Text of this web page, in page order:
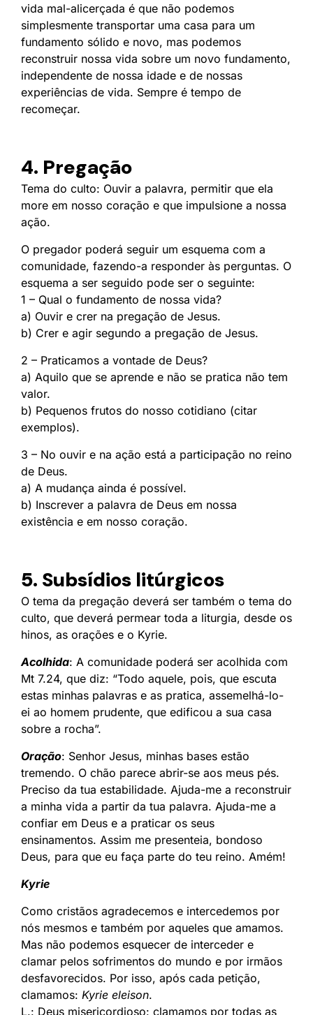
vida mal-alicerçada é que não podemos
simplesmente transportar uma casa para um
fundamento sólido e novo, mas podemos
reconstruir nossa vida sobre um novo fundamento,
independente de nossa idade e de nossas
experiências de vida. Sempre é tempo de
recomeçar.
4. Pregação
Tema do culto: Ouvir a palavra, permitir que ela
more em nosso coração e que impulsione a nossa
ação.
O pregador poderá seguir um esquema com a
comunidade, fazendo-a responder às perguntas. O
esquema a ser seguido pode ser o seguinte:
1 – Qual o fundamento de nossa vida?
a) Ouvir e crer na pregação de Jesus.
b) Crer e agir segundo a pregação de Jesus.
2 – Praticamos a vontade de Deus?
a) Aquilo que se aprende e não se pratica não tem
valor.
b) Pequenos frutos do nosso cotidiano (citar
exemplos).
3 – No ouvir e na ação está a participação no reino
de Deus.
a) A mudança ainda é possível.
b) Inscrever a palavra de Deus em nossa
existência e em nosso coração.
5. Subsídios litúrgicos
O tema da pregação deverá ser também o tema do
culto, que deverá permear toda a liturgia, desde os
hinos, as orações e o Kyrie.
Acolhida: A comunidade poderá ser acolhida com
Mt 7.24, que diz: “Todo aquele, pois, que escuta
estas minhas palavras e as pratica, assemelhá-lo-
ei ao homem prudente, que edificou a sua casa
sobre a rocha”.
Oração: Senhor Jesus, minhas bases estão
tremendo. O chão parece abrir-se aos meus pés.
Preciso da tua estabilidade. Ajuda-me a reconstruir
a minha vida a partir da tua palavra. Ajuda-me a
confiar em Deus e a praticar os seus
ensinamentos. Assim me presenteia, bondoso
Deus, para que eu faça parte do teu reino. Amém!
Kyrie
Como cristãos agradecemos e intercedemos por
nós mesmos e também por aqueles que amamos.
Mas não podemos esquecer de interceder e
clamar pelos sofrimentos do mundo e por irmãos
desfavorecidos. Por isso, após cada petição,
clamamos: Kyrie eleison.
L.: Deus misericordioso: clamamos por todas as